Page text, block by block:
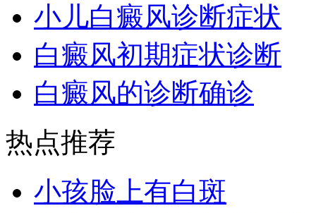
小儿白癜风诊断症状
白癜风初期症状诊断
白癜风的诊断确诊
热点推荐
小孩脸上有白斑